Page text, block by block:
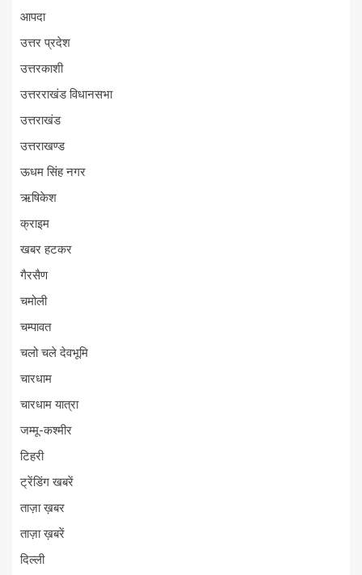
आपदा
उत्तर प्रदेश
उत्तरकाशी
उत्तरराखंड विधानसभा
उत्तराखंड
उत्तराखण्ड
ऊधम सिंह नगर
ऋषिकेश
क्राइम
खबर हटकर
गैरसैण
चमोली
चम्पावत
चलो चले देवभूमि
चारधाम
चारधाम यात्रा
जम्मू-कश्मीर
टिहरी
ट्रेंडिंग खबरें
ताज़ा ख़बर
ताज़ा ख़बरें
दिल्ली